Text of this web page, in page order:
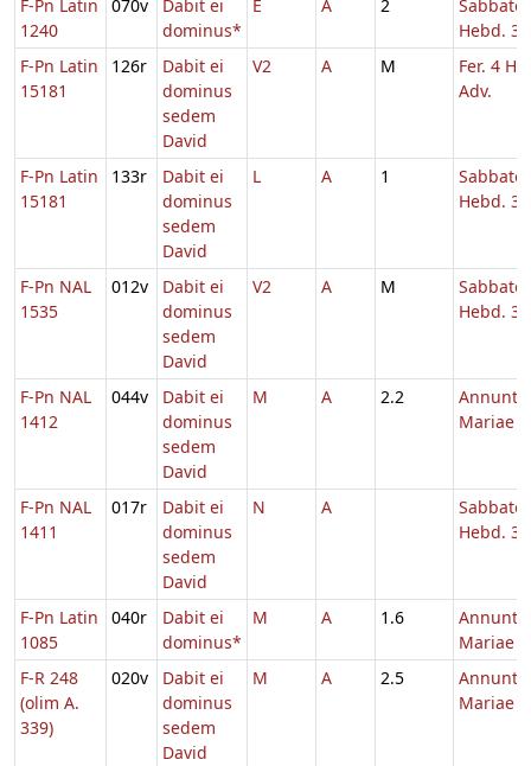
F-Pn Latin
1240
070v
Dabit ei
dominus*
E A 2
Sabbato
Hebd. 3
F-Pn Latin
15181
126r
Dabit ei
dominus
sedem
David
V2 A M
Fer. 4
Adv.
F-Pn Latin
15181
133r
Dabit ei
dominus
sedem
David
L A 1
Sabbato
Hebd. 3
F-Pn NAL
1535
012v
Dabit ei
dominus
sedem
David
V2 A M
Sabbato
Hebd. 3
F-Pn NAL
1412
044v
Dabit ei
dominus
sedem
David
M A 2.2
Mariae
F-Pn NAL
1411
017r
Dabit ei
dominus
sedem
David
N A
Sabbato
Hebd. 3
F-Pn Latin
1085
040r
Dabit ei
dominus*
M A 1.6
Mariae
F-R 248
(olim A.
339)
020v
Dabit ei
dominus
sedem
David
M A 2.5
Mariae